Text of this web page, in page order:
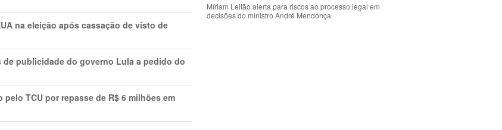
na eleição após cassação de visto de
publicidade do governo Lula a pedido do
TCU por repasse de R$ 6 milhões em
Míriam Leitão alerta para riscos ao processo legal em
decisões do ministro André Mendonça